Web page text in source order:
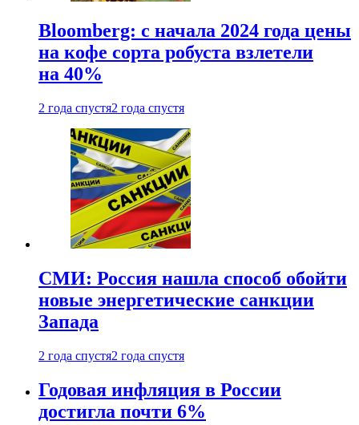
Bloomberg: с начала 2024 года цены
на кофе сорта робуста взлетели
на 40%
2 года спустя2 года спустя
СМИ: Россия нашла способ обойти
новые энергетические санкции
Запада
2 года спустя2 года спустя
Годовая инфляция в России
достигла почти 6%